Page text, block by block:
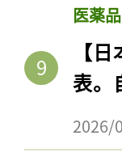
医薬
【
表。
2026/